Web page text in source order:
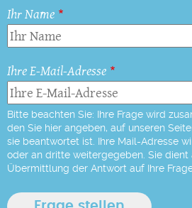
Ihr Name
Ihre E-Mail-Adresse
Bitte beachten Sie: Ihre Frage wird
den Sie hier angeben, auf unseren
sie beantwortet ist. Ihre Mail-Adresse
oder an dritte weitergegeben. Sie dient
Übermittlung der Antwort auf Ihre